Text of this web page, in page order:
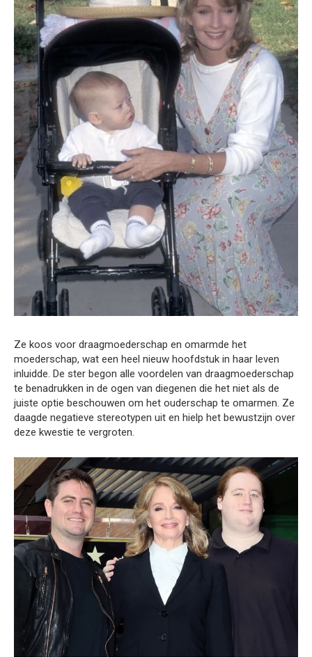
Ze koos voor draagmoederschap en omarmde het
moederschap, wat een heel nieuw hoofdstuk in haar leven
inluidde. De ster begon alle voordelen van draagmoederschap
te benadrukken in de ogen van diegenen die het niet als de
juiste optie beschouwen om het ouderschap te omarmen. Ze
daagde negatieve stereotypen uit en hielp het bewustzijn over
deze kwestie te vergroten.